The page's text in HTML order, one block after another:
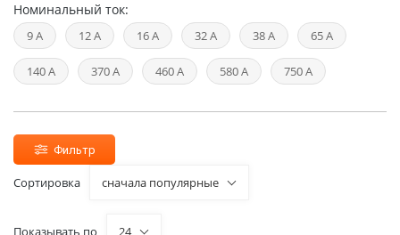
Номинальный ток:
9 А 12 А 16 А 32 А 38 А 65 А
140 А 370 А 460 А 580 А 750 А
Фильтр
Сортировка сначала популярные
Показывать по 24